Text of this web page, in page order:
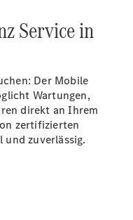
Service in
Der Mobile
Wartungen,
direkt an Ihrem
zertifizierten
zuverlässig.